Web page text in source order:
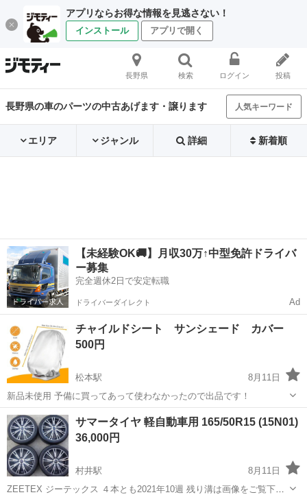
アプリならお得な情報を見逃さない！
インストール アプリで開く
長野県 検索 ログイン 投稿
長野県の車のパーツの中古あげます・譲ります 人気キーワード
エリア ジャンル 詳細 新着順
【未経験OK🚚】月収30万↑中型免許ドライバ
ー募集
完全週休2日で安定転職
ドライバーダイレクト Ad
チャイルドシート サンシェード カバー
500円
松本駅
8月11日
新品未使用 予備に買ってあって使わなかったので出品です！
長野 松本市 松本駅 セーフティ、チャイルドシート
サマータイヤ 軽自動車用 165/50R15 (15N01)
36,000円
村井駅
8月11日
ZEETEX ジーテックス ４本とも2021年10週 残り溝は画像をご覧下さ